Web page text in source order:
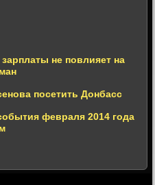
не повлияет на
посетить Донбасс
февраля 2014 года